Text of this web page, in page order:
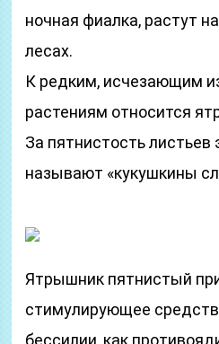
ночная фиалка, растут
лесах.
К редким, исчезающим
растениям относится
За пятнистость
называют «кукушкины
Ятрышник пятнистый
стимулирующее
бессилии, как